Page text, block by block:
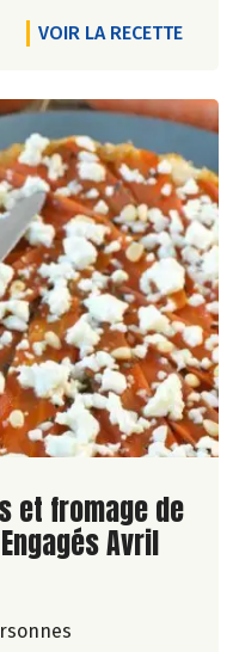
VOIR LA RECETTE
et fromage de
Avril